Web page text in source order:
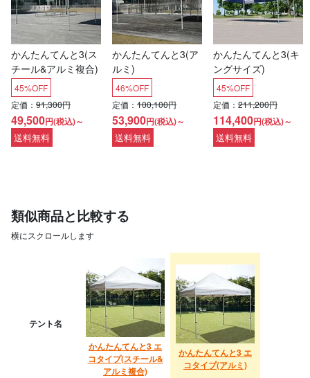
かんたんてんと3(ス
チール&アルミ複合)
45%OFF
定価： 91,300円
49,500円(税込)～
送料無料
かんたんてんと3(ア
ルミ)
46%OFF
定価： 100,100円
53,900円(税込)～
送料無料
かんたんてんと3(キ
ングサイズ)
45%OFF
定価： 211,200円
114,400円(税込)～
送料無料
類似商品と比較する
横にスクロールします
テント名
かんたんてんと3 エ
コタイプ(スチール&
アルミ複合)
かんたんてんと3 エ
コタイプ(アルミ)